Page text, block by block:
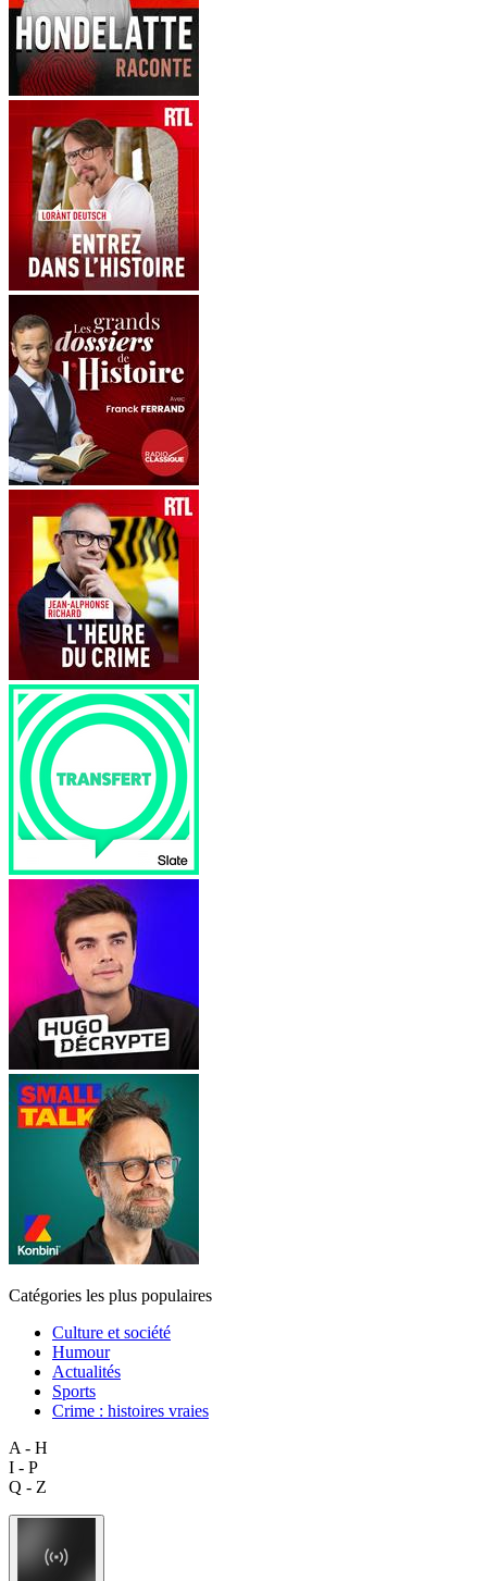
Catégories les plus populaires
Culture et société
Humour
Actualités
Sports
Crime : histoires vraies
A - H
I - P
Q - Z